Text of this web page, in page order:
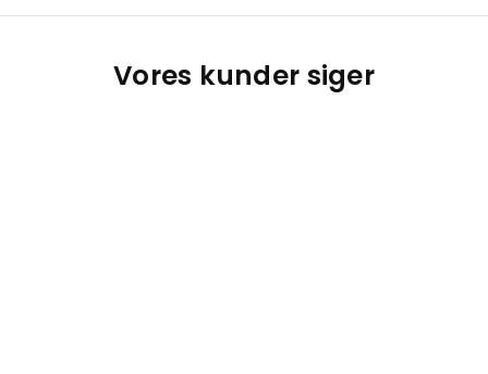
Vores kunder siger